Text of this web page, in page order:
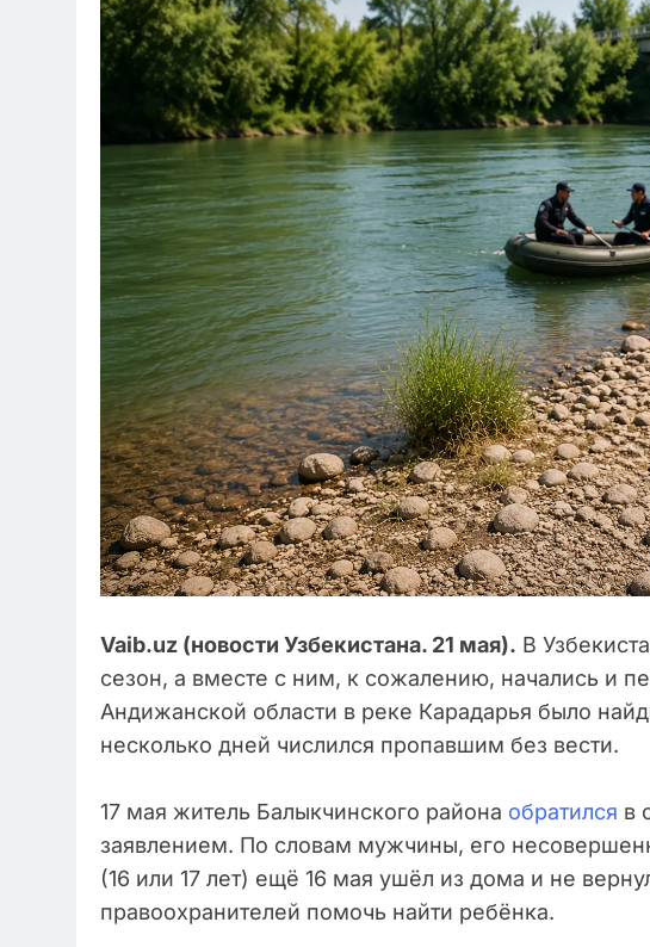
Vaib.uz (новости Узбекистана. 21 мая). В
сезон, а вместе с ним, к сожалению, начались и
Андижанской области в реке Карадарья было
несколько дней числился пропавшим без вести.
17 мая житель Балыкчинского района обратился в
заявлением. По словам мужчины, его
(16 или 17 лет) ещё 16 мая ушёл из дома и не
правоохранителей помочь найти ребёнка.